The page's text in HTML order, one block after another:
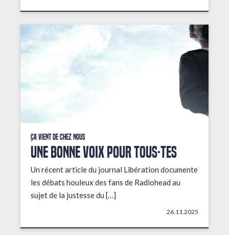
Ça vient de chez nous
UNE BONNE VOIX POUR TOUS·TES
Un récent article du journal Libération documente
les débats houleux des fans de Radiohead au
sujet de la justesse du […]
26.11.2025